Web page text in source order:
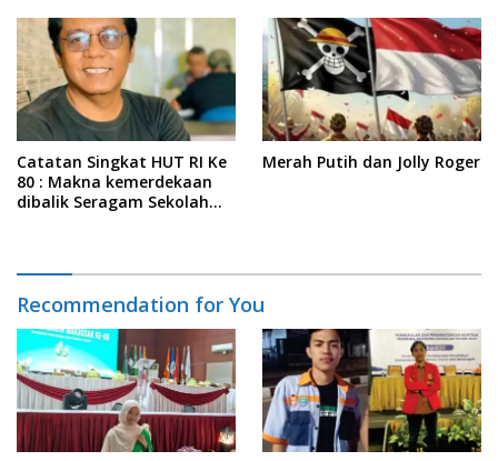
Catatan Singkat HUT RI Ke
80 : Makna kemerdekaan
dibalik Seragam Sekolah
Merah Putih dan Jolly Roger
Recommendation for You